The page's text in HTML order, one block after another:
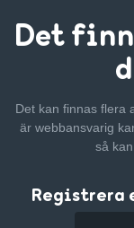
Det
Det kan finnas flera
är webbansvarig
så
Registrera